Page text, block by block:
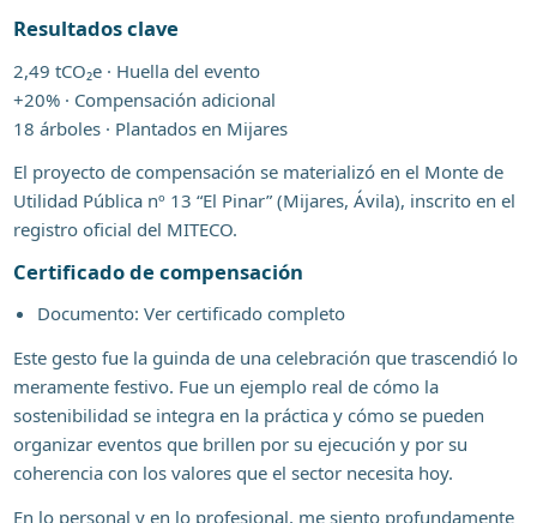
Resultados clave
2,49 tCO₂e · Huella del evento
+20% · Compensación adicional
18 árboles · Plantados en Mijares
El proyecto de compensación se materializó en el Monte de
Utilidad Pública nº 13 “El Pinar” (Mijares, Ávila), inscrito en el
registro oficial del MITECO.
Certificado de compensación
Documento: Ver certificado completo
Este gesto fue la guinda de una celebración que trascendió lo
meramente festivo. Fue un ejemplo real de cómo la
sostenibilidad se integra en la práctica y cómo se pueden
organizar eventos que brillen por su ejecución y por su
coherencia con los valores que el sector necesita hoy.
En lo personal y en lo profesional, me siento profundamente